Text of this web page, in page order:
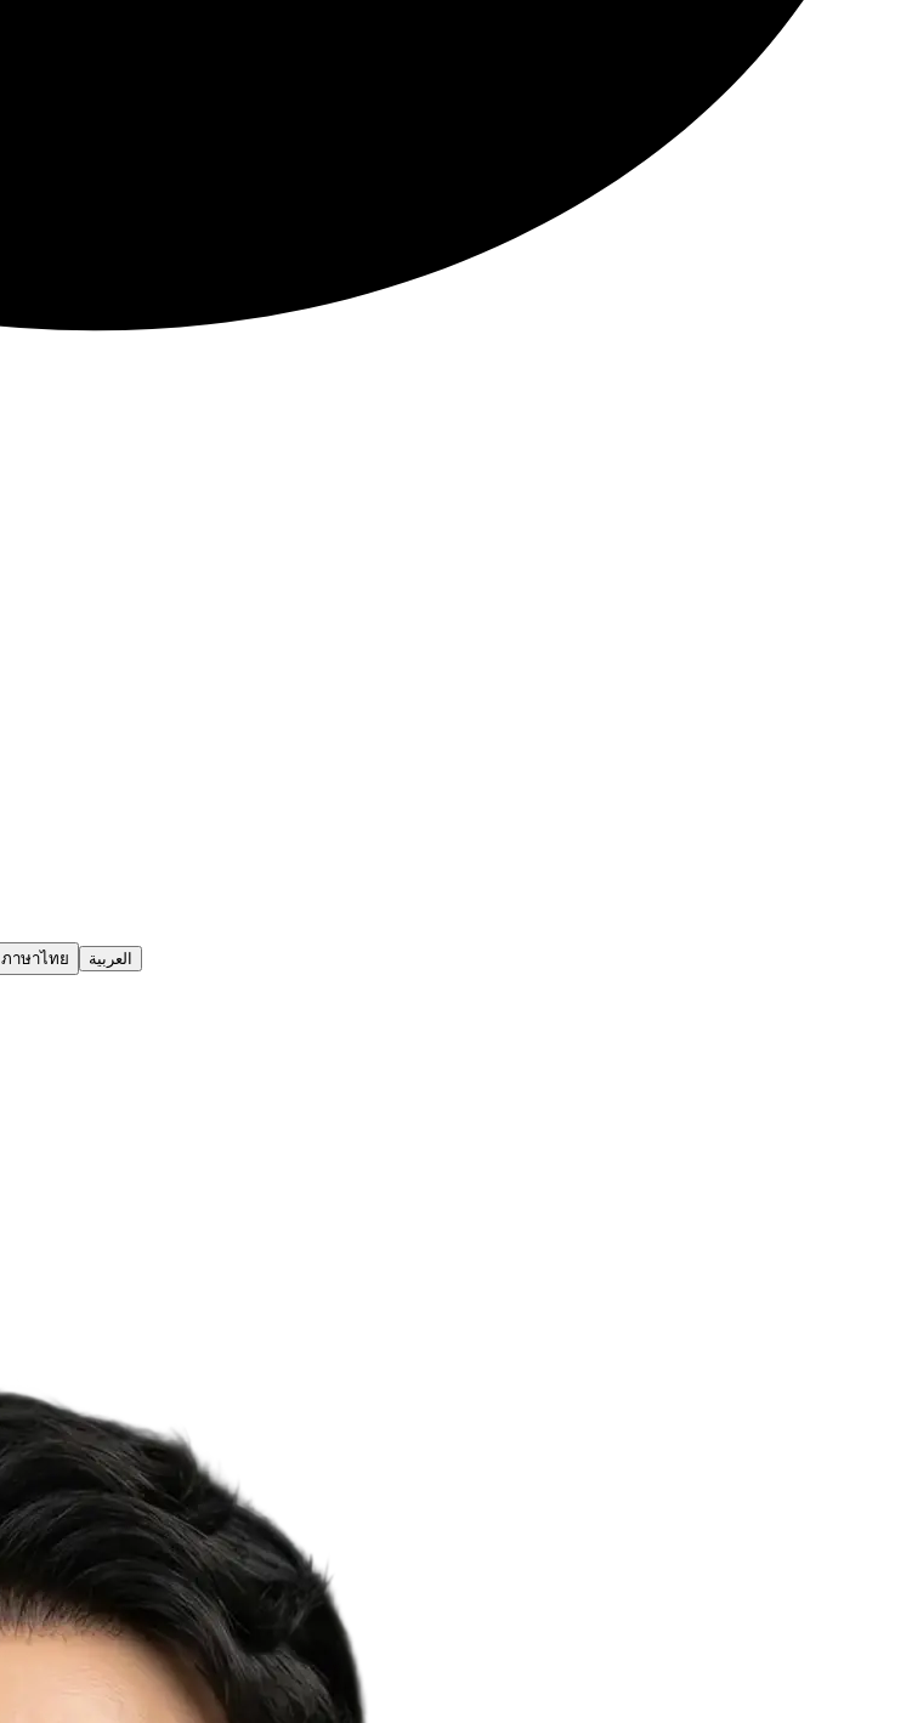
ภาษาไทย العربية